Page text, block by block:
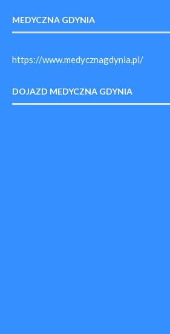
MEDYCZNA GDYNIA
https://www.medycznagdynia.pl/
DOJAZD MEDYCZNA GDYNIA